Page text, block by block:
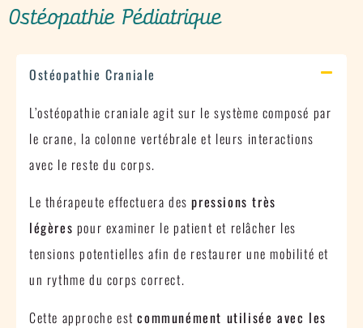
Ostéopathie Pédiatrique
Ostéopathie Craniale
L’ostéopathie craniale agit sur le système composé par
le crane, la colonne vertébrale et leurs interactions
avec le reste du corps.
Le thérapeute effectuera despressions très
légères pour examiner le patient et relâcher les
tensions potentielles afin de restaurer une mobilité et
un rythme du corps correct.
Cette approche estcommunément utilisée avec les